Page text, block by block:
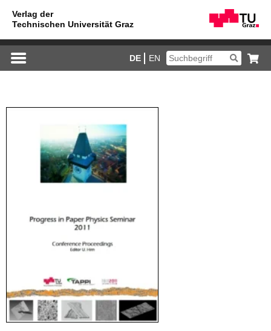
DE EN